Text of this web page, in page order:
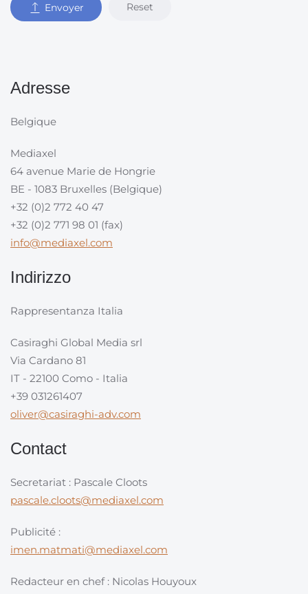
Envoyer Reset
Adresse
Belgique
Mediaxel
64 avenue Marie de Hongrie
BE - 1083 Bruxelles (Belgique)
+32 (0)2 772 40 47
+32 (0)2 771 98 01 (fax)
info@mediaxel.com
Indirizzo
Rappresentanza Italia
Casiraghi Global Media srl
Via Cardano 81
IT - 22100 Como - Italia
+39 031261407
oliver@casiraghi-adv.com
Contact
Secretariat : Pascale Cloots
pascale.cloots@mediaxel.com
Publicité :
imen.matmati@mediaxel.com
Redacteur en chef : Nicolas Houyoux